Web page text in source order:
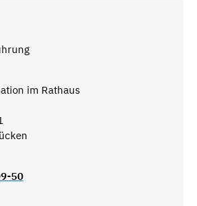
im Rathaus
50